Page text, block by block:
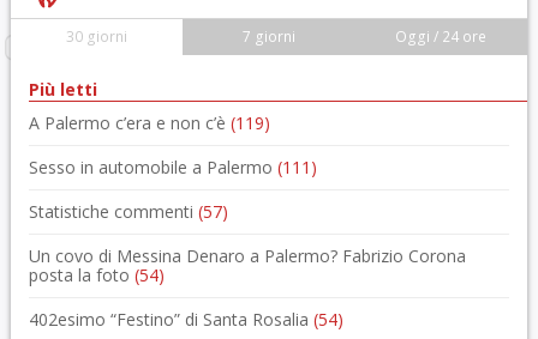
30 giorni 7 giorni Oggi / 24 ore
Più letti
A Palermo c’era e non c’è (119)
Sesso in automobile a Palermo (111)
Statistiche commenti (57)
Un covo di Messina Denaro a Palermo? Fabrizio Corona
posta la foto (54)
402esimo “Festino” di Santa Rosalia (54)